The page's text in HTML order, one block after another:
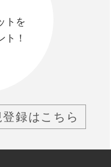
トを
ト！
登録はこちら